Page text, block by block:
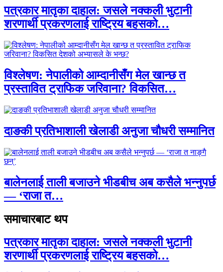
पत्रकार मातृका दाहाल: जसले नक्कली भुटानी
शरणार्थी प्रकरणलाई राष्ट्रिय बहसको…
विश्लेषण: नेपालीको आम्दानीसँग मेल खान्छ त
प्रस्तावित ट्राफिक जरिवाना? विकसित…
दाङकी प्रतिभाशाली खेलाडी अनुजा चौधरी सम्मानित
बालेनलाई ताली बजाउने भीडबीच अब कसैले भन्नुपर्छ
— ‘राजा त…
समाचारबाट थप
पत्रकार मातृका दाहाल: जसले नक्कली भुटानी
शरणार्थी प्रकरणलाई राष्ट्रिय बहसको…